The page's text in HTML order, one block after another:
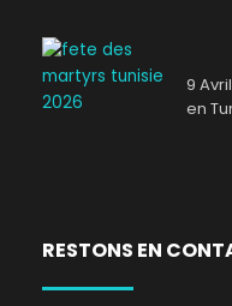
9
en
RESTONS EN